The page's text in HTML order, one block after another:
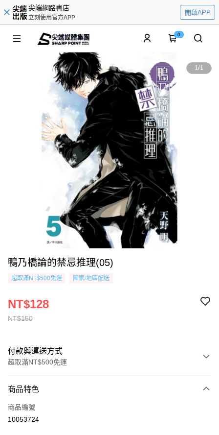
尖端網路書店
立刻使用官方APP
開啟APP
0
1/1
鴨乃橋論的禁忌推理(05)
超取滿NT$500免運 國家/地區配送
NT$150
NT$128
付款與運送方式
超取滿NT$500免運
信用卡一次付款
超商取貨付款
商品特色
商品編號
10053724